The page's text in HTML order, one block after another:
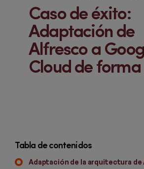
Caso de éxito:
Adaptación de
Alfresco a
Cloud de
Tabla de contenidos
Adaptación de la arquitectura de